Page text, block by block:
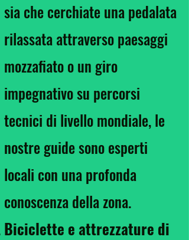
sia che cerchiate una pedalata
rilassata attraverso paesaggi
mozzafiato o un giro
impegnativo su percorsi
tecnici di livello mondiale, le
nostre guide sono esperti
locali con una profonda
conoscenza della zona.
Biciclette e attrezzature di